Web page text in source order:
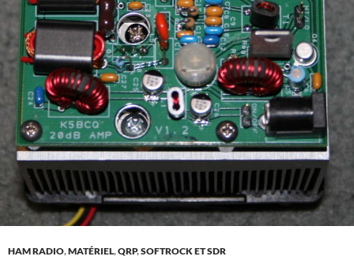
HAM RADIO,MATÉRIEL,QRP,SOFTROCK ET SDR